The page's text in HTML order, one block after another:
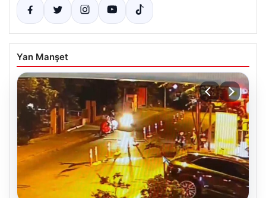
Yan Manşet